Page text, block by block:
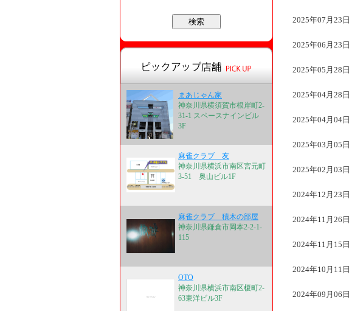
まあじゃん家
神奈川県横須賀市根岸町2-
31-1 スペースナインビル
3F
麻雀クラブ 友
神奈川県横浜市南区宮元町
3-51 奥山ビル1F
麻雀クラブ 積木の部屋
神奈川県鎌倉市岡本2-2-1-
115
OTO
神奈川県横浜市南区榎町2-
63東洋ビル3F
2025年07月23日
2025年06月23日
2025年05月28日
2025年04月28日
2025年04月04日
2025年03月05日
2025年02月03日
2024年12月23日
2024年11月26日
2024年11月15日
2024年10月11日
2024年09月06日